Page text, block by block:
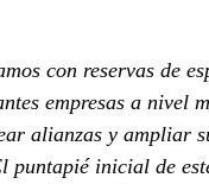
con reservas de
empresas a nivel
alianzas y ampliar
puntapié inicial de